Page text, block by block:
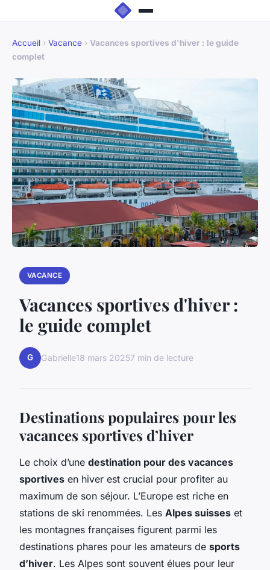
Accueil › Vacance › Vacances sportives d'hiver : le guide
complet
VACANCE
Vacances sportives d'hiver :
le guide complet
G Gabrielle18 mars 20257 min de lecture
Destinations populaires pour les
vacances sportives d’hiver
Le choix d’une destination pour des vacances
sportives en hiver est crucial pour profiter au
maximum de son séjour. L’Europe est riche en
stations de ski renommées. Les Alpes suisses et
les montagnes françaises figurent parmi les
destinations phares pour les amateurs de sports
d’hiver. Les Alpes sont souvent élues pour leur